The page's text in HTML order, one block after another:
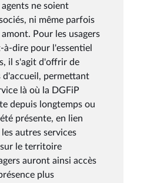
ne soient
ni même parfois
Pour les usagers
à-dire pour l'essentiel
il s'agit d'offrir de
d'accueil, permettant
là où la DGFiP
depuis longtemps ou
présente, en lien
autres services
le territoire
auront ainsi accès
plus